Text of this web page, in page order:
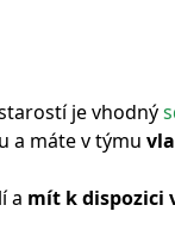
je vhodný
a máte v týmu
a mít k dispozici